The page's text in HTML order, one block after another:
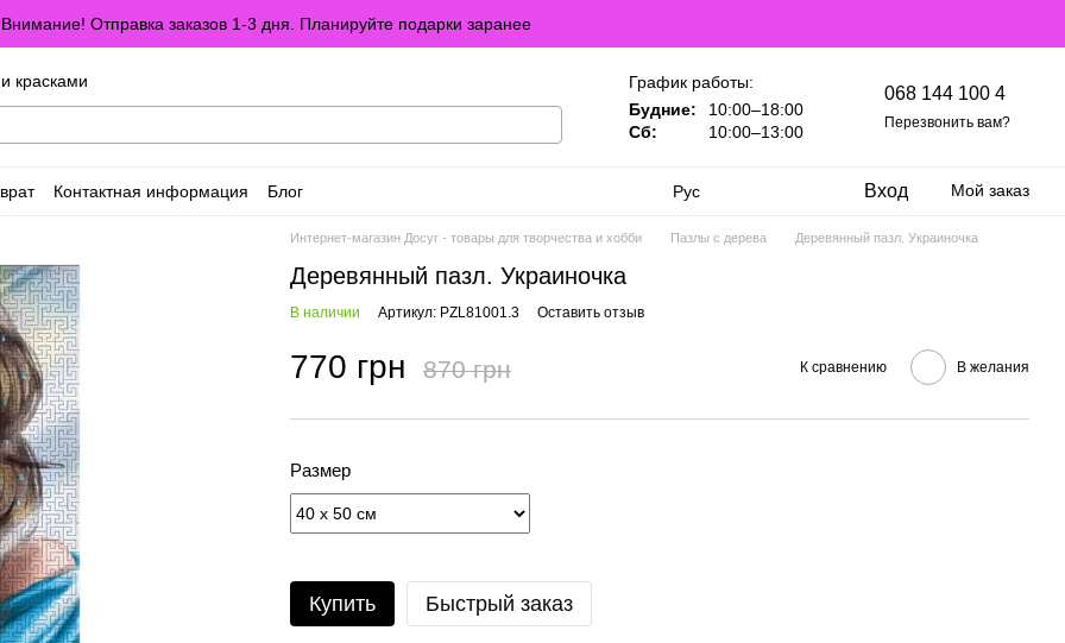
Внимание! Отправка заказов 1-3 дня. Планируйте подарки заранее
красками
График работы:
Будние:
10:00–18:00
Сб:
10:00–13:00
068 144 100 4
Перезвонить вам?
Контактная информация
Блог
Рус Вход Мой заказ
Интернет-магазин Досуг - товары для творчества и хобби Пазлы с дерева Деревянный пазл. Украиночка
Деревянный пазл. Украиночка
В наличии Артикул: PZL81001.3 Оставить отзыв
770 грн 870 грн К сравнению В желания
Размер
Купить Быстрый заказ